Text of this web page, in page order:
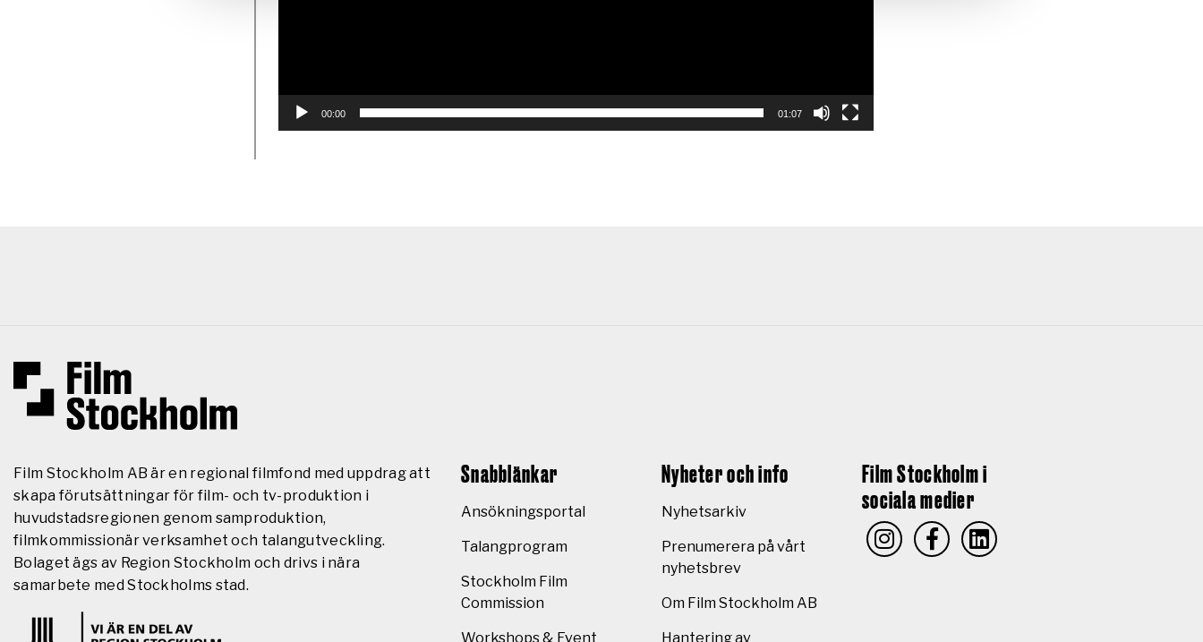
00:00 01:07
Film Stockholm AB är en regional filmfond med uppdrag att
skapa förutsättningar för film- och tv-produktion i
huvudstadsregionen genom samproduktion,
filmkommissionär verksamhet och talangutveckling.
Bolaget ägs av Region Stockholm och drivs i nära
samarbete med Stockholms stad.
Snabblänkar
Ansökningsportal
Talangprogram
Stockholm Film
Commission
Workshops & Event
Nyheter och info
Nyhetsarkiv
Prenumerera på vårt
nyhetsbrev
Om Film Stockholm AB
Hantering av
Film Stockholm i
sociala medier